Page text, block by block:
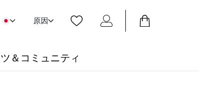
原因
＆コミュニティ